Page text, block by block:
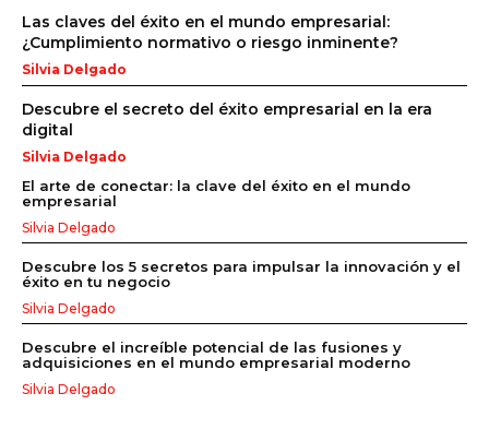
Las claves del éxito en el mundo empresarial:
¿Cumplimiento normativo o riesgo inminente?
Silvia Delgado
Descubre el secreto del éxito empresarial en la era
digital
Silvia Delgado
El arte de conectar: la clave del éxito en el mundo
empresarial
Silvia Delgado
Descubre los 5 secretos para impulsar la innovación y el
éxito en tu negocio
Silvia Delgado
Descubre el increíble potencial de las fusiones y
adquisiciones en el mundo empresarial moderno
Silvia Delgado